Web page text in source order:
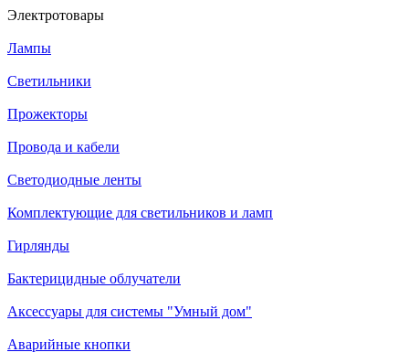
Электротовары
Лампы
Светильники
Прожекторы
Провода и кабели
Светодиодные ленты
Комплектующие для светильников и ламп
Гирлянды
Бактерицидные облучатели
Аксессуары для системы "Умный дом"
Аварийные кнопки